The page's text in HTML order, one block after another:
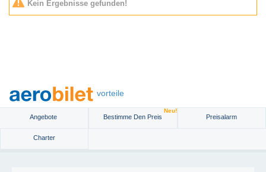
Kein Ergebnisse gefunden!
vorteile
Angebote Bestimme Den Preis
Neu!
Preisalarm
Charter